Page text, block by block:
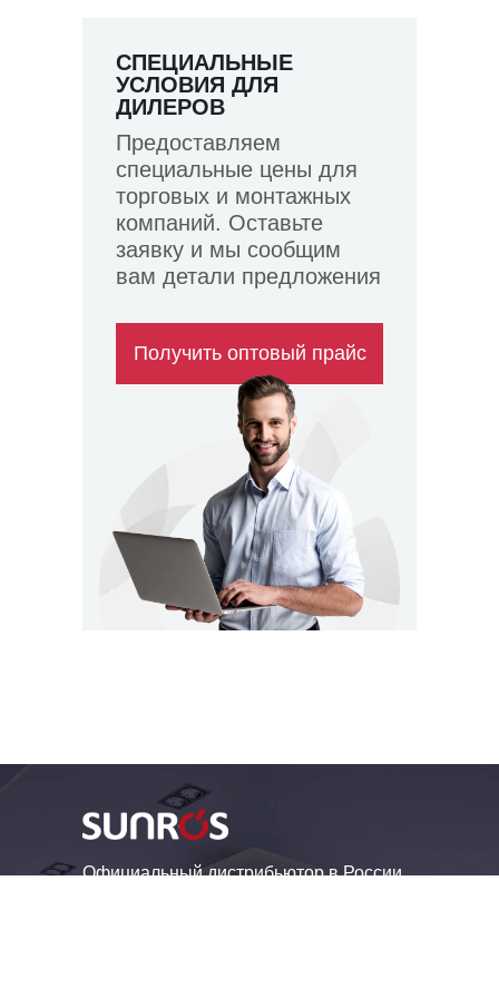
СПЕЦИАЛЬНЫЕ
УСЛОВИЯ ДЛЯ
ДИЛЕРОВ
Предоставляем
специальные цены для
торговых и монтажных
компаний. Оставьте
заявку и мы сообщим
вам детали предложения
Получить оптовый прайс
Официальный дистрибьютор в России